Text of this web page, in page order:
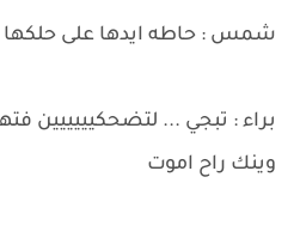
شمس : حاطه ايدها على
براء : تبجي ... لتضحكيييييين
وينك راح اموت